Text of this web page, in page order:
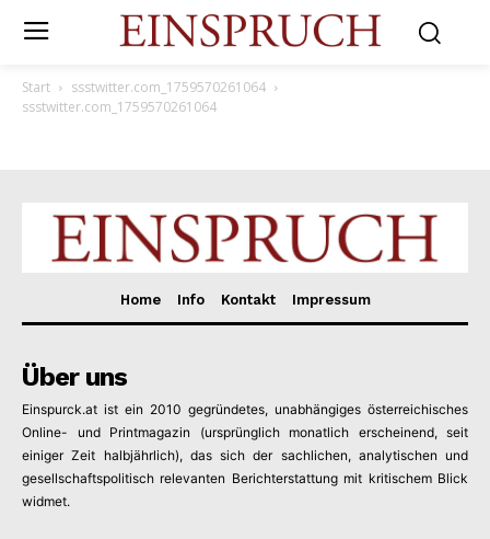
Start
ssstwitter.com_1759570261064
ssstwitter.com_1759570261064
Home Info Kontakt Impressum
Über uns
Einspurck.at ist ein 2010 gegründetes, unabhängiges österreichisches
Online- und Printmagazin (ursprünglich monatlich erscheinend, seit
einiger Zeit halbjährlich), das sich der sachlichen, analytischen und
gesellschaftspolitisch relevanten Berichterstattung mit kritischem Blick
widmet.